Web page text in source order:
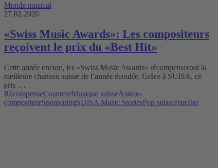
Monde musical
27.02.2020
«Swiss Music Awards»: Les compositeurs
reçoivent le prix du «Best Hit»
Cette année encore, les «Swiss Music Awards» récompenseront la
meilleure chanson suisse de l’année écoulée. Grâce à SUISA, ce
prix …
RécompenseCoauteurMusique suisseAuteur-
compositeurSponsoringSUISA Music StoriesPop suisseParolier